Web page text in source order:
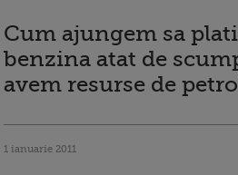
Cum ajungem sa
benzina atat de
avem resurse de
1 ianuarie 2011